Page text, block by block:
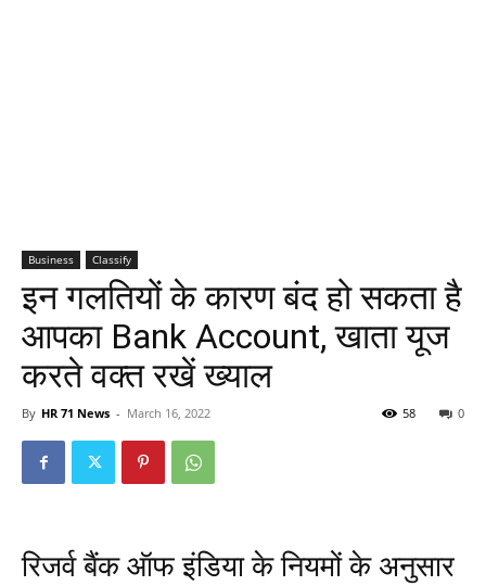
Business Classify
इन गलतियों के कारण बंद हो सकता है
आपका Bank Account, खाता यूज
करते वक्त रखें ख्याल
By HR 71 News - March 16, 2022 0
58
रिजर्व बैंक ऑफ इंडिया के नियमों के अनुसार